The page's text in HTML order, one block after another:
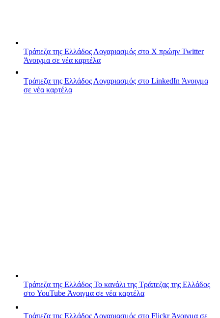
Τράπεζα της Ελλάδος Λογαριασμός στο X πρώην Twitter
Άνοιγμα σε νέα καρτέλα
Τράπεζα της Ελλάδος Λογαριασμός στο LinkedIn Άνοιγμα
σε νέα καρτέλα
Τράπεζα της Ελλάδος Το κανάλι της Τράπεζας της Ελλάδος
στο YouTube Άνοιγμα σε νέα καρτέλα
Τράπεζα της Ελλάδος Λογαριασμός στο FlickrΆνοιγμα σε